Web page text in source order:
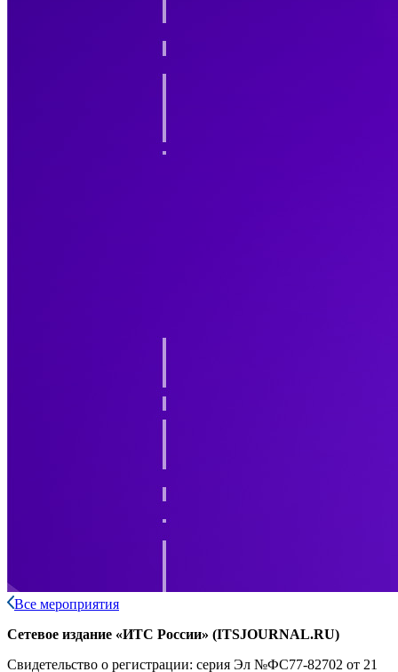
Все мероприятия
Сетевое издание «ИТС России» (ITSJOURNAL.RU)
Свидетельство о регистрации: серия Эл №ФС77-82702 от 21